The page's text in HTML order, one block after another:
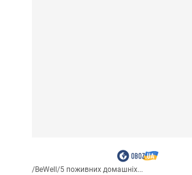
/BeWell /5 поживних домашніх...